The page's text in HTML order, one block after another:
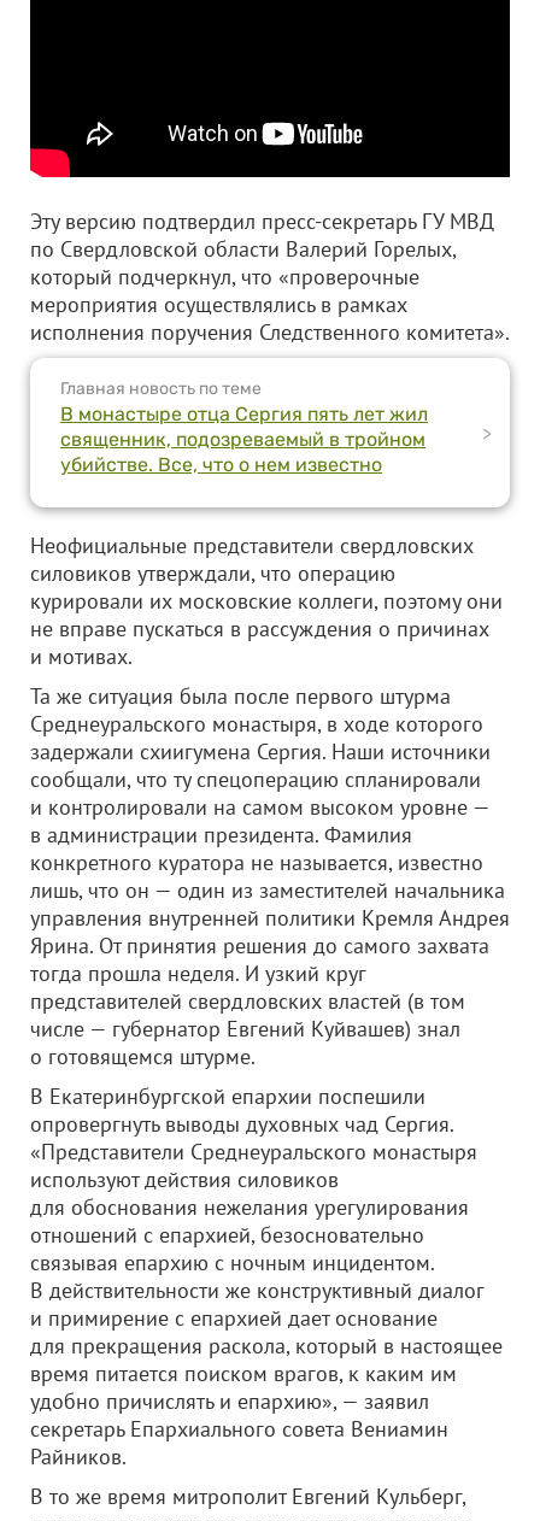
Эту версию подтвердил пресс-секретарь ГУ МВД
по Свердловской области Валерий Горелых,
который подчеркнул, что «проверочные
мероприятия осуществлялись в рамках
исполнения поручения Следственного комитета».
Главная новость по теме
В монастыре отца Сергия пять лет жил
священник, подозреваемый в тройном
убийстве. Все, что о нем известно
>
Неофициальные представители свердловских
силовиков утверждали, что операцию
курировали их московские коллеги, поэтому они
не вправе пускаться в рассуждения о причинах
и мотивах.
Та же ситуация была после первого штурма
Среднеуральского монастыря, в ходе которого
задержали схиигумена Сергия. Наши источники
сообщали, что ту спецоперацию спланировали
и контролировали на самом высоком уровне —
в администрации президента. Фамилия
конкретного куратора не называется, известно
лишь, что он — один из заместителей начальника
управления внутренней политики Кремля Андрея
Ярина. От принятия решения до самого захвата
тогда прошла неделя. И узкий круг
представителей свердловских властей (в том
числе — губернатор Евгений Куйвашев) знал
о готовящемся штурме.
В Екатеринбургской епархии поспешили
опровергнуть выводы духовных чад Сергия.
«Представители Среднеуральского монастыря
используют действия силовиков
для обоснования нежелания урегулирования
отношений с епархией, безосновательно
связывая епархию с ночным инцидентом.
В действительности же конструктивный диалог
и примирение с епархией дает основание
для прекращения раскола, который в настоящее
время питается поиском врагов, к каким им
удобно причислять и епархию», — заявил
секретарь Епархиального совета Вениамин
Райников.
В то же время митрополит Евгений Кульберг,